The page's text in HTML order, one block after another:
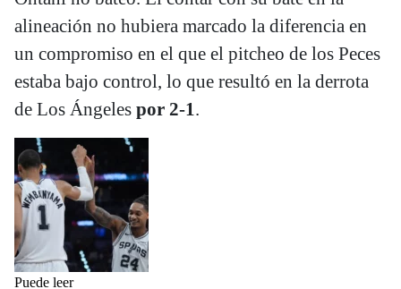
alineación no hubiera marcado la diferencia en
un compromiso en el que el pitcheo de los Peces
estaba bajo control, lo que resultó en la derrota
de Los Ángeles por 2-1 .
Puede leer